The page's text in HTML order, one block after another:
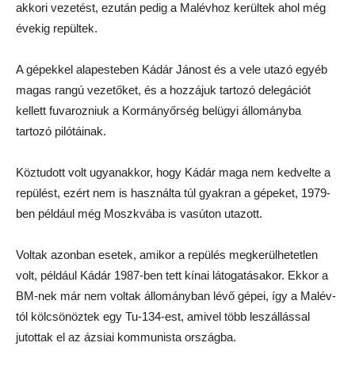
akkori vezetést, ezután pedig a Malévhoz kerültek ahol még
évekig repültek.
A gépekkel alapesteben Kádár Jánost és a vele utazó egyéb
magas rangú vezetőket, és a hozzájuk tartozó delegációt
kellett fuvarozniuk a Kormányőrség belügyi állományba
tartozó pilótáinak.
Köztudott volt ugyanakkor, hogy Kádár maga nem kedvelte a
repülést, ezért nem is használta túl gyakran a gépeket, 1979-
ben például még Moszkvába is vasúton utazott.
Voltak azonban esetek, amikor a repülés megkerülhetetlen
volt, például Kádár 1987-ben tett kínai látogatásakor. Ekkor a
BM-nek már nem voltak állományban lévő gépei, így a Malév-
tól kölcsönöztek egy Tu-134-est, amivel több leszállással
jutottak el az ázsiai kommunista országba.